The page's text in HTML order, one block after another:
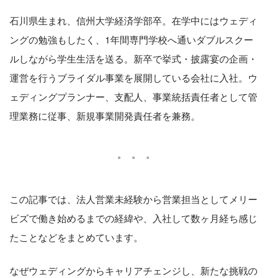
石川県生まれ、信州大学経済学部卒。在学中にはウェディ
ングの勉強もしたく、1年間専門学校へ通いダブルスクー
ルしながら学生生活を送る。新卒で挙式・披露宴の企画・
運営を行うブライダル事業を展開している会社に入社。ウ
ェディングプランナー、支配人、事業統括責任者として管
理業務に従事、新規事業開発責任者を兼務。
この記事では、法人営業未経験から営業担当としてメリー
ビズで働き始めるまでの経緯や、入社して数ヶ月経ち感じ
たことなどをまとめています。
なぜウェディングからキャリアチェンジし、新たな挑戦の